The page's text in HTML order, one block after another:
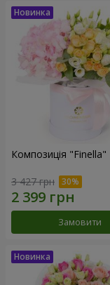
Композиція "Finella"
3 427 грн
Замовити